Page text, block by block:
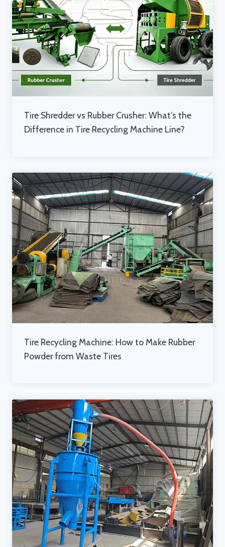
Tire Shredder vs Rubber Crusher: What’s the
Difference in Tire Recycling Machine Line?
Tire Recycling Machine: How to Make Rubber
Powder from Waste Tires